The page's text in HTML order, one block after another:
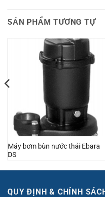
SẢN PHẨM TƯƠNG TỰ
Máy bơm bùn nước thải Ebara
DS
QUY ĐỊNH & CHÍNH